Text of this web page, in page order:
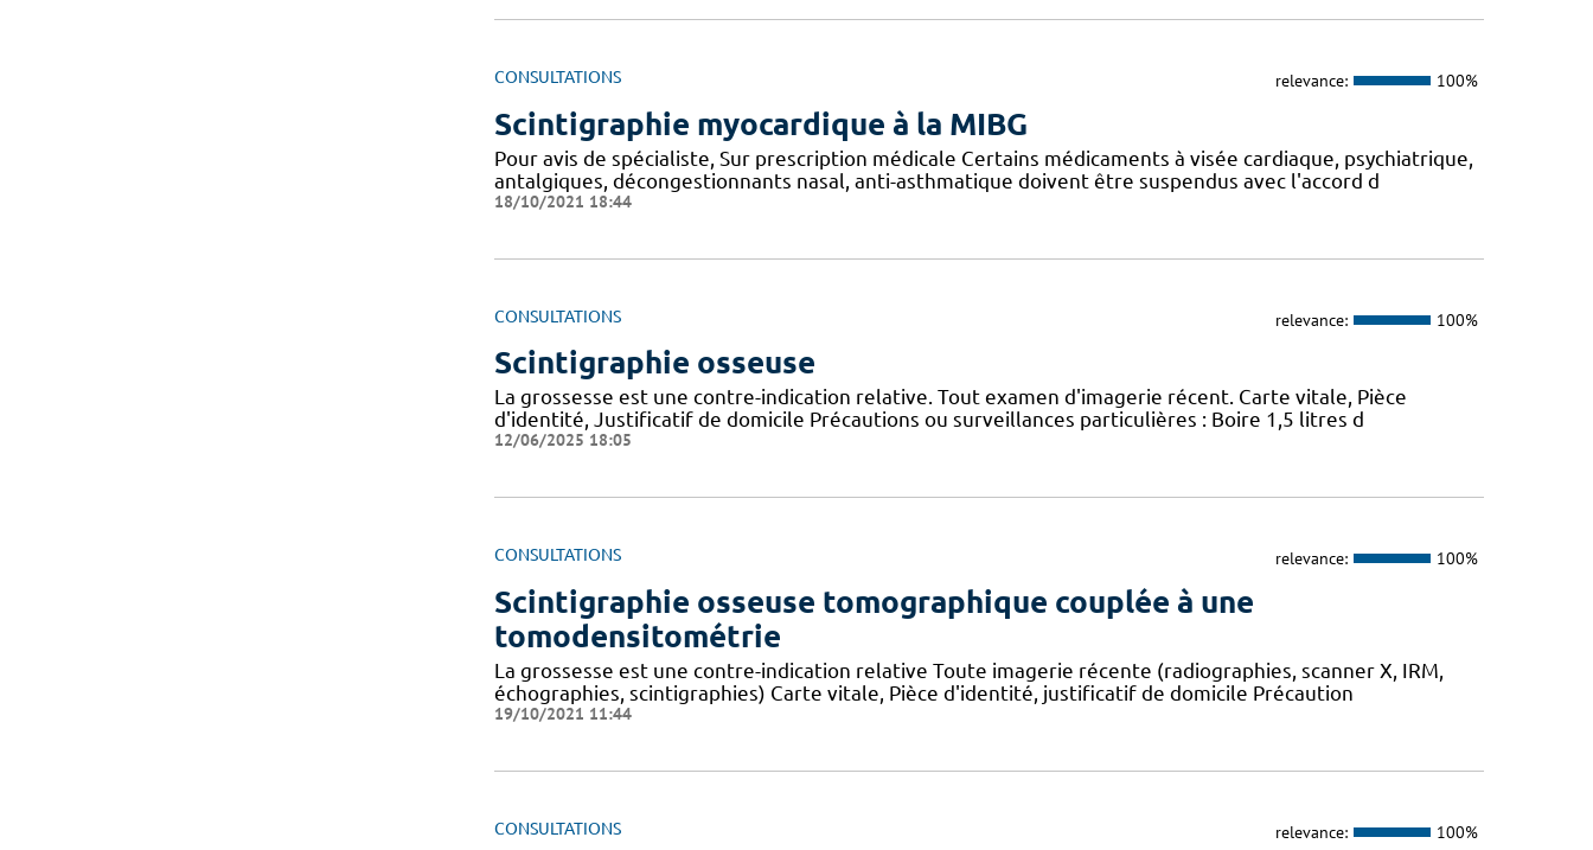
CONSULTATIONS relevance: 100%
Scintigraphie myocardique à la MIBG
Pour avis de spécialiste, Sur prescription médicale Certains médicaments à visée cardiaque, psychiatrique,
antalgiques, décongestionnants nasal, anti-asthmatique doivent être suspendus avec l'accord d
18/10/2021 18:44
CONSULTATIONS relevance: 100%
Scintigraphie osseuse
La grossesse est une contre-indication relative. Tout examen d'imagerie récent. Carte vitale, Pièce
d'identité, Justificatif de domicile Précautions ou surveillances particulières : Boire 1,5 litres d
12/06/2025 18:05
CONSULTATIONS relevance: 100%
Scintigraphie osseuse tomographique couplée à une
tomodensitométrie
La grossesse est une contre-indication relative Toute imagerie récente (radiographies, scanner X, IRM,
échographies, scintigraphies) Carte vitale, Pièce d'identité, justificatif de domicile Précaution
19/10/2021 11:44
CONSULTATIONS relevance: 100%